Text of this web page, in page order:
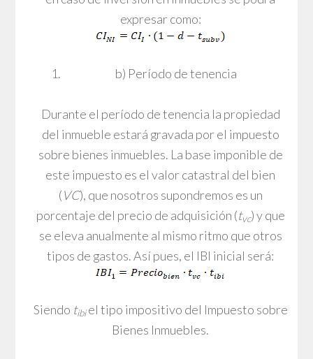
expresar como:
b) Período de tenencia
Durante el período de tenencia la propiedad
del inmueble estará gravada por el impuesto
sobre bienes inmuebles. La base imponible de
este impuesto es el valor catastral del bien
(VC), que nosotros supondremos es un
porcentaje del precio de adquisición (tvc) y que
se eleva anualmente al mismo ritmo que otros
tipos de gastos. Así pues, el IBI inicial será:
Siendo tibiel tipo impositivo del Impuesto sobre
Bienes Inmuebles.